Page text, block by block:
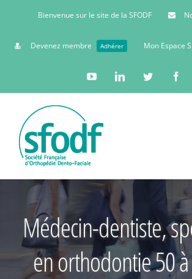
Bienvenue sur le site de la SFODF
Devenez membre Adhérer Mon Espace
YouTubeLinkedinTwitter
Médecin-dentiste,
en orthodontie 50